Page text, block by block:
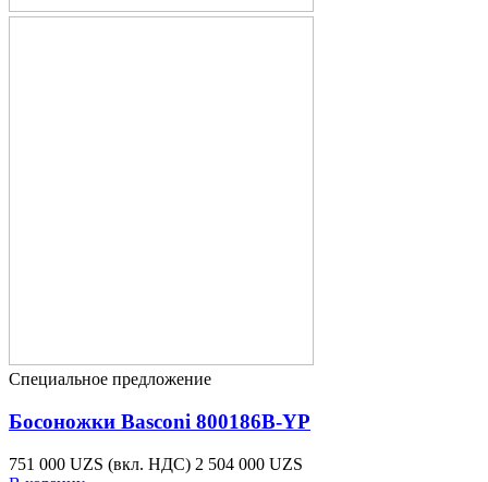
Специальное предложение
Босоножки Basconi 800186B-YP
751 000 UZS (вкл. НДС) 2 504 000 UZS